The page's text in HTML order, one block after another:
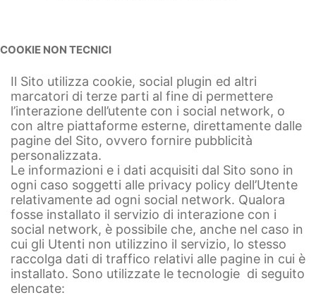
COOKIE NON TECNICI
Il Sito utilizza cookie, social plugin ed altri
marcatori di terze parti al fine di permettere
l’interazione dell’utente con i social network, o
con altre piattaforme esterne, direttamente dalle
pagine del Sito, ovvero fornire pubblicità
personalizzata.
Le informazioni e i dati acquisiti dal Sito sono in
ogni caso soggetti alle privacy policy dell’Utente
relativamente ad ogni social network. Qualora
fosse installato il servizio di interazione con i
social network, è possibile che, anche nel caso in
cui gli Utenti non utilizzino il servizio, lo stesso
raccolga dati di traffico relativi alle pagine in cui è
installato. Sono utilizzate le tecnologie di seguito
elencate: